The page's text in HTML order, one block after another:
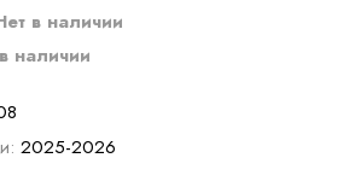
в наличии
наличии
2025-2026